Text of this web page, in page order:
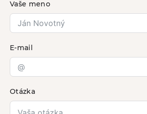
Vaše meno
E-mail
Otázka